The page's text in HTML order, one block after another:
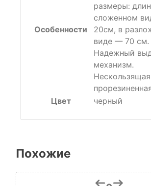
Особенности
размеры:
сложенном
20см, в
виде — 70 см.
Надежный
механизм.
Нескользящая
Цвет
черный
Похожие